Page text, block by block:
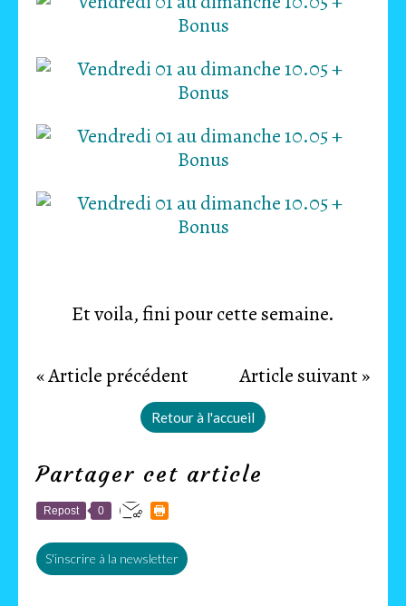
Et voila, fini pour cette semaine.
« Article précédent Article suivant »
Retour à l'accueil
Partager cet article
Repost 0
S'inscrire à la newsletter